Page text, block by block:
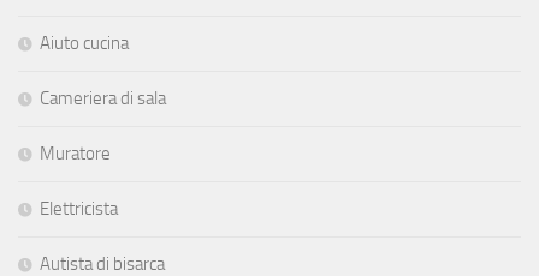
Aiuto cucina
Cameriera di sala
Muratore
Elettricista
Autista di bisarca